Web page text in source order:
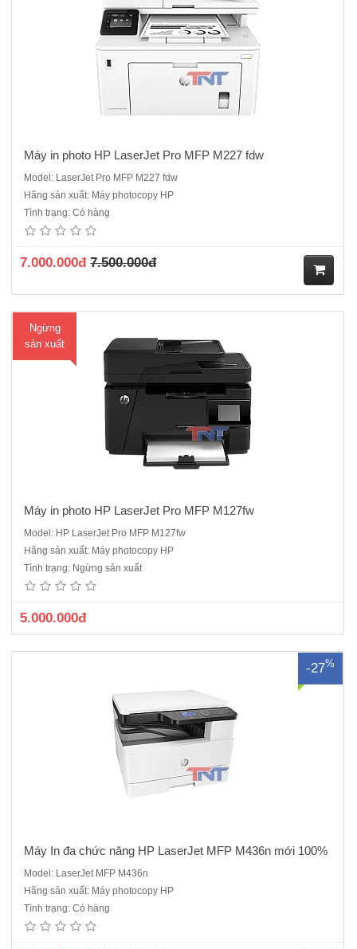
Máy in photo HP LaserJet Pro MFP M227 fdw
Model: LaserJet Pro MFP M227 fdw
Hãng sản xuất: Máy photocopy HP
Tình trạng: Có hàng
7.000.000đ 7.500.000đ
Ngừng
sản xuất
A4 Chạy đa nhiệm.Công suất in tối đa: 8000 trang/ thángCông suất in
khuyến nghị: 250-2000 trang/ thángTốc độ in: 20 tờ A4/phút. Tốc độ
Máy in photo HP LaserJet Pro MFP M127fw
Model: HP LaserJet Pro MFP M127fw
Hãng sản xuất: Máy photocopy HP
Tình trạng: Ngừng sản xuất
5.000.000đ
-27%
Máy In đa chức năng HP LaserJet MFP M436n là dòng máy in đen
trắng chức năng photo, in, scan khổ A3, A4, A5 mới 100%, Hàng chính
hãng Cấu hình chuẩn: Copy/ Print/ ScanKhổ giấy: A3/A4,A5Khay giấy:
Khay nạp giấy: 1 khay x 250 tờ, Khay đa năng..
Máy In đa chức năng HP LaserJet MFP M436n mới 100%
Model: LaserJet MFP M436n
Hãng sản xuất: Máy photocopy HP
Tình trạng: Có hàng